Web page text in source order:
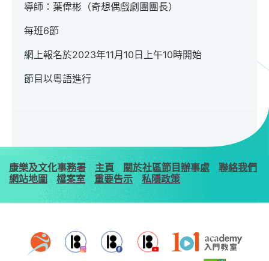
導師：葉偉彬（奇想偶戲劇團團長）
每班6節
網上報名於2023年11月10日上午10時開始
節目以粵語進行
康樂及文化事務署 主頁 關於社區節目辦事處
聯絡我們
網站地圖
檔案室 重要告示 私隱政策